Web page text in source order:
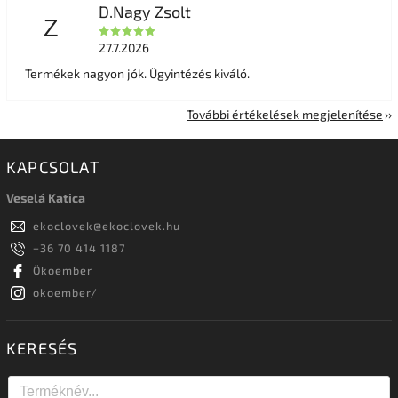
Z
D.Nagy Zsolt
27.7.2026
Termékek nagyon jók. Ügyintézés kiváló.
További értékelések megjelenítése
KAPCSOLAT
Veselá Katica
ekoclovek@ekoclovek.hu
+36 70 414 1187
Ökoember
okoember/
KERESÉS